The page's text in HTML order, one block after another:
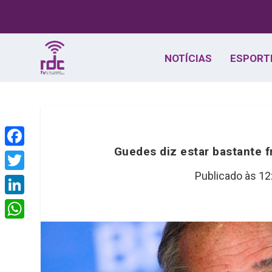
NOTÍCIAS
Guedes diz estar bastante
Publicado às
F
a
c
e
T
w
i
L